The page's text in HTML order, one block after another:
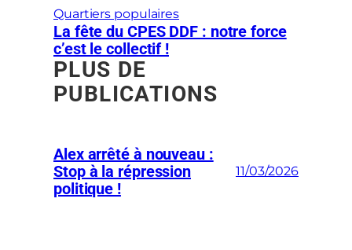
Quartiers populaires
La fête du CPES DDF : notre force
c’est le collectif !
PLUS DE
PUBLICATIONS
Alex arrêté à nouveau :
Stop à la répression
politique !
11/03/2026